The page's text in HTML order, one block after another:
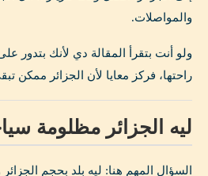
والمواصلات.
ولو أنت بتقرأ المقالة دي لأنك
راحتها، فركز معايا لأن الجزائر ممكن
ليه الجزائر مظلومة
السؤال المهم هنا: ليه بلد بحجم